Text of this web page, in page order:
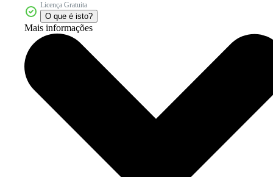
Licença Gratuita
O que é isto?
Mais informações